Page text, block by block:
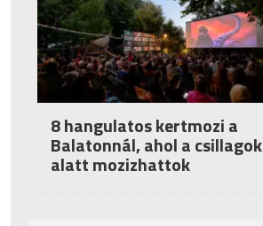
8 hangulatos kertmozi a
Balatonnál, ahol a csillagok
alatt mozizhattok